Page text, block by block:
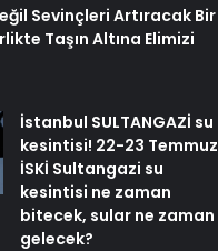
Sevinçleri Artıracak Bir
Taşın Altına Elimizi
İstanbul SULTANGAZİ su
kesintisi! 22-23 Temmuz
İSKİ Sultangazi su
kesintisi ne zaman
bitecek, sular ne zaman
gelecek?